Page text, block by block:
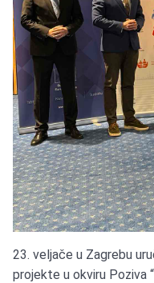
23. veljače u Zagrebu
projekte u okviru Poziva “